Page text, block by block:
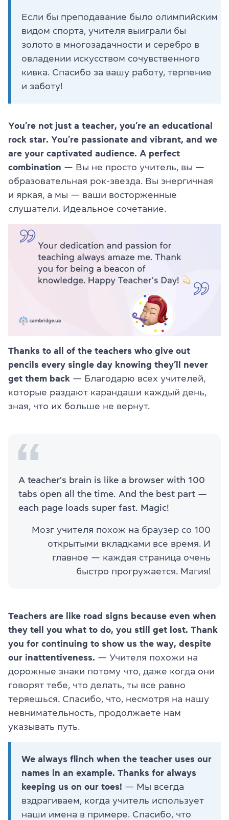
Если бы преподавание было олимпийским
видом спорта, учителя выиграли бы
золото в многозадачности и серебро в
овладении искусством сочувственного
кивка. Спасибо за вашу работу, терпение
и заботу!
You’re not just a teacher, you’re an educational
rock star. You’re passionate and vibrant, and we
are your captivated audience. A perfect
combination — Вы не просто учитель, вы —
образовательная рок-звезда. Вы энергичная
и яркая, а мы — ваши восторженные
слушатели. Идеальное сочетание.
Thanks to all of the teachers who give out
pencils every single day knowing they’ll never
get them back — Благодарю всех учителей,
которые раздают карандаши каждый день,
зная, что их больше не вернут.
A teacher's brain is like a browser with 100
tabs open all the time. And the best part —
each page loads super fast. Magic!
Мозг учителя похож на браузер со 100
открытыми вкладками все время. И
главное — каждая страница очень
быстро прогружается. Магия!
Teachers are like road signs because even when
they tell you what to do, you still get lost. Thank
you for continuing to show us the way, despite
our inattentiveness. — Учителя похожи на
дорожные знаки потому что, даже когда они
говорят тебе, что делать, ты все равно
теряешься. Спасибо, что, несмотря на нашу
невнимательность, продолжаете нам
указывать путь.
We always flinch when the teacher uses our
names in an example. Thanks for always
keeping us on our toes! — Мы всегда
вздрагиваем, когда учитель использует
наши имена в примере. Спасибо, что